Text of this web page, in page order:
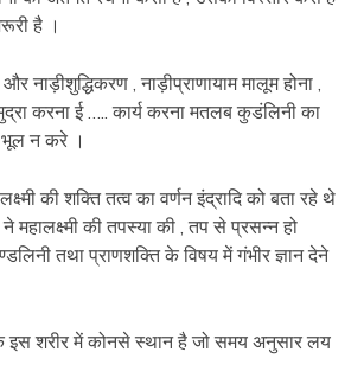
है ।
नाड़ीशुद्धिकरण , नाड़ीप्राणायाम मालूम होना ,
करना ई ….. कार्य करना मतलब कुडंलिनी का
भूल न करे ।
की शक्ति तत्व का वर्णन इंद्रादि को बता रहे थे
महालक्ष्मी की तपस्या की , तप से प्रसन्न हो
तथा प्राणशक्ति के विषय में गंभीर ज्ञान देने
इस शरीर में कोनसे स्थान है जो समय अनुसार लय